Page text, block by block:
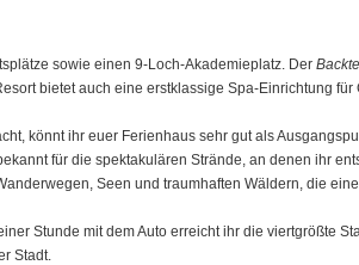
sowie einen 9-Loch-Akademieplatz. Der
bietet auch eine erstklassige Spa-Einrichtung
könnt ihr euer Ferienhaus sehr gut als
für die spektakulären Strände, an denen ihr
Seen und traumhaften Wäldern, die
Stunde mit dem Auto erreicht ihr die viertgrößte
Stadt.